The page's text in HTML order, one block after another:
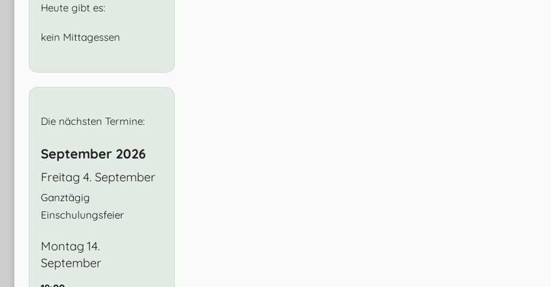
Heute gibt es:
kein Mittagessen
Die nächsten Termine:
September 2026
Freitag 4. September
Ganztägig
Einschulungsfeier
Montag 14.
September